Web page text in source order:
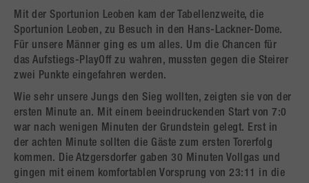
Mit der Sportunion Leoben kam der Tabellenzweite, die
Sportunion Leoben, zu Besuch in den Hans-Lackner-Dome.
Für unsere Männer ging es um alles. Um die Chancen für
das Aufstiegs-PlayOff zu wahren, mussten gegen die Steirer
zwei Punkte eingefahren werden.
Wie sehr unsere Jungs den Sieg wollten, zeigten sie von der
ersten Minute an. Mit einem beeindruckenden Start von 7:0
war nach wenigen Minuten der Grundstein gelegt. Erst in
der achten Minute sollten die Gäste zum ersten Torerfolg
kommen. Die Atzgersdorfer gaben 30 Minuten Vollgas und
gingen mit einem komfortablen Vorsprung von 23:11 in die